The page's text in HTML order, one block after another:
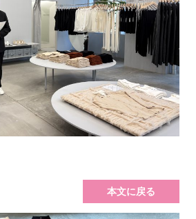
本文に戻る